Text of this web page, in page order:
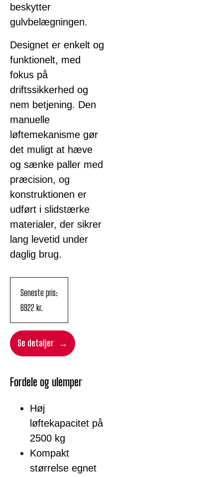
beskytter
gulvbelægningen.
Designet er enkelt og
funktionelt, med
fokus på
driftssikkerhed og
nem betjening. Den
manuelle
løftemekanisme gør
det muligt at hæve
og sænke paller med
præcision, og
konstruktionen er
udført i slidstærke
materialer, der sikrer
lang levetid under
daglig brug.
Fordele og ulemper
Høj
løftekapacitet på
2500 kg
Kompakt
størrelse egnet
Seneste pris:
6922kr.
Se detaljer